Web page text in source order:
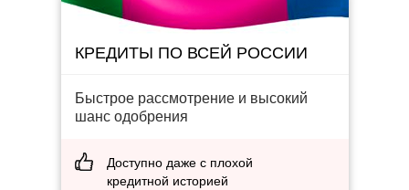
КРЕДИТЫ ПО ВСЕЙ РОССИИ
Быстрое рассмотрение и высокий
шанс одобрения
Доступно даже с плохой
кредитной историей